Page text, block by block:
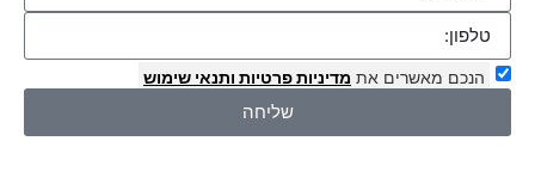
הנכם מאשרים את מדיניות פרטיות ותנאי שימוש
שליחה